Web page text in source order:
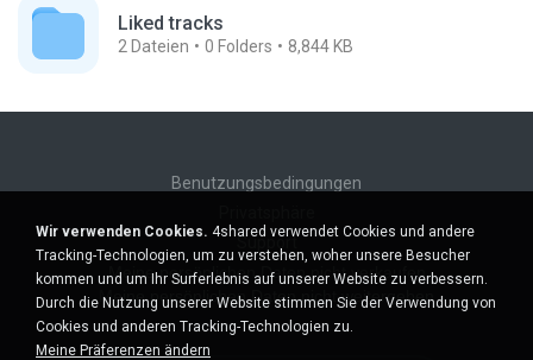
Liked tracks
2 Dateien 0 Folders 8,844 KB
Benutzungsbedingungen
Support
Meine persönlichen Daten nicht verkaufen
Meine persönlichen Daten nicht weitergeben
Wir verwenden Cookies. 4shared verwendet Cookies und andere
Tracking-Technologien, um zu verstehen, woher unsere Besucher
kommen und um Ihr Surferlebnis auf unserer Website zu verbessern.
Durch die Nutzung unserer Website stimmen Sie der Verwendung von
Cookies und anderen Tracking-Technologien zu.
Meine Präferenzen ändern